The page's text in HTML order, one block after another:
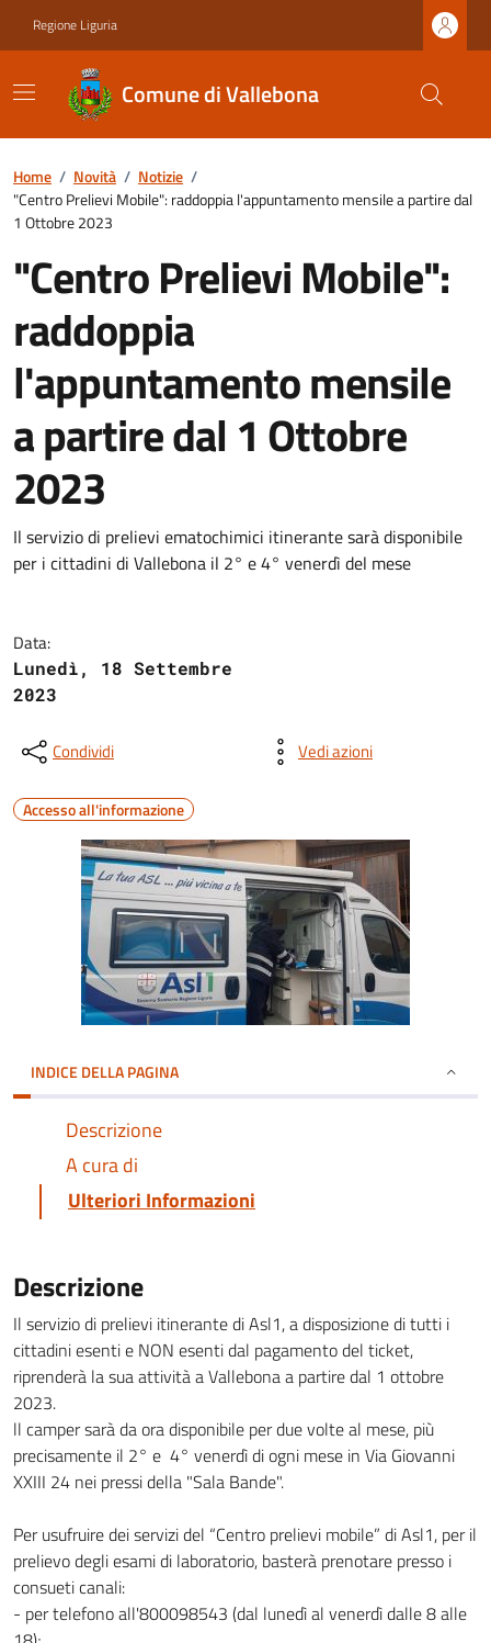
Regione Liguria
Comune di Vallebona
Home / Novità / Notizie /
"Centro Prelievi Mobile": raddoppia l'appuntamento mensile a partire dal
1 Ottobre 2023
"Centro Prelievi Mobile":
raddoppia
l'appuntamento mensile
a partire dal 1 Ottobre
2023
Il servizio di prelievi ematochimici itinerante sarà disponibile
per i cittadini di Vallebona il 2° e 4° venerdì del mese
Data:
Lunedì, 18 Settembre
2023
Condividi Vedi azioni
Accesso all'informazione
INDICE DELLA PAGINA
Descrizione
A cura di
Ulteriori Informazioni
Descrizione
Il servizio di prelievi itinerante di Asl1, a disposizione di tutti i
cittadini esenti e NON esenti dal pagamento del ticket,
riprenderà la sua attività a Vallebona a partire dal 1 ottobre
2023.
ll camper sarà da ora disponibile per due volte al mese, più
precisamente il 2° e 4° venerdì di ogni mese in Via Giovanni
XXIII 24 nei pressi della "Sala Bande".
Per usufruire dei servizi del “Centro prelievi mobile” di Asl1, per il
prelievo degli esami di laboratorio, basterà prenotare presso i
consueti canali:
- per telefono all'800098543 (dal lunedì al venerdì dalle 8 alle